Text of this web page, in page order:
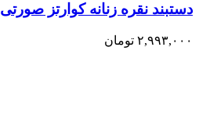
دستبند نقره زنانه کوارتز صورتی
۲,۹۹۳,۰۰۰ تومان